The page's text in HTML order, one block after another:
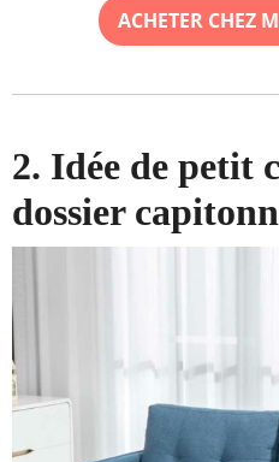
ACHETER CHEZ
2. Idée de petit
dossier